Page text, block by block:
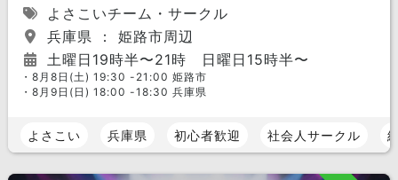
よさこいチーム・サークル
兵庫県 ： 姫路市周辺
土曜日19時半〜21時 日曜日15時半〜
・8月8日(土) 19:30 -21:00 姫路市
・8月9日(日) 18:00 -18:30 兵庫県
よさこい 兵庫県 初心者歓迎 社会人サークル